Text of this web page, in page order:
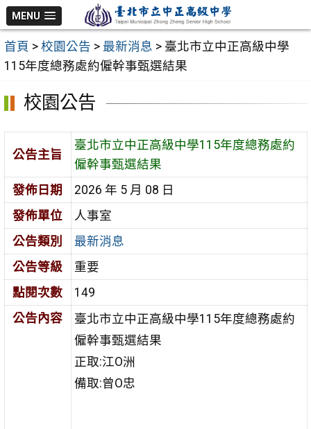
跳
至
主
要
MENU
首頁 > 校園公告 > 最新消息 > 臺北市立中正高級中學
115年度總務處約僱幹事甄選結果
校園公告
公告主旨
臺北市立中正高級中學115年度總務處約
僱幹事甄選結果
發佈日期
2026 年 5 月 08 日
發佈單位
人事室
公告類別
最新消息
公告等級
重要
點閱次數
149
公告內容
臺北市立中正高級中學115年度總務處約
僱幹事甄選結果
正取:江O洲
備取:曾O忠